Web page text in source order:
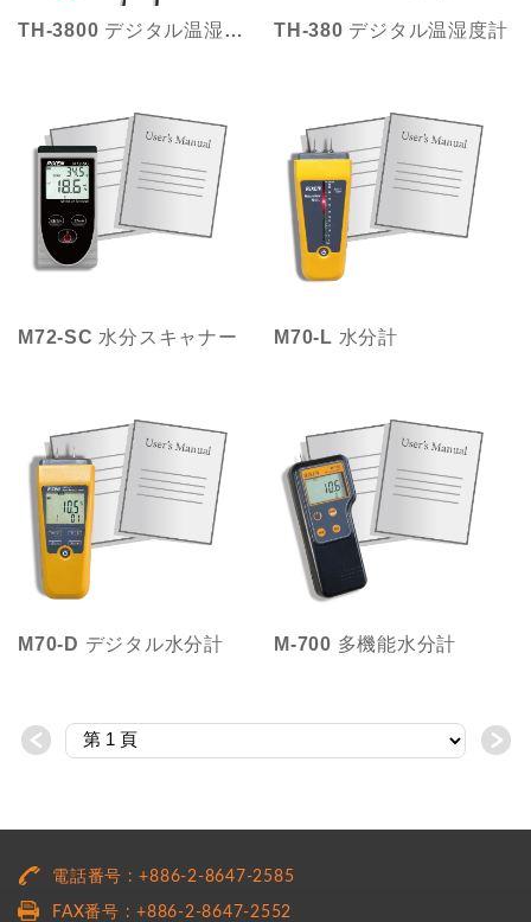
TH-3800 デジタル温湿度計 TH-380 デジタル温湿度計
M72-SC 水分スキャナー M70-L 水分計
M70-D デジタル水分計 M-700 多機能水分計
＜ ＞
電話番号 : +886-2-8647-2585
FAX番号 : +886-2-8647-2552